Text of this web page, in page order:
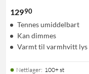
12990
Tennes umiddelbart
Kan dimmes
Varmt til varmhvitt lys
Nettlager: 100+ st